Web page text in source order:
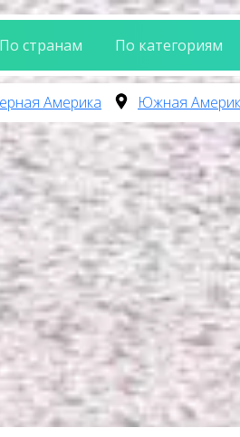
По странам По категориям
Америка Южная